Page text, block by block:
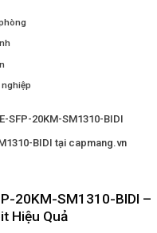
SFP-20KM-SM1310-BIDI
BIDI tại capmang.vn
20KM-SM1310-BIDI –
Hiệu Quả